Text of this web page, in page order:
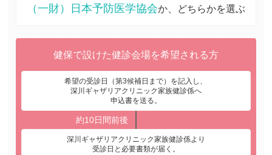
（一財）日本予防医学協会か、どちらかを選ぶ
健保で設けた健診会場を希望される方
希望の受診日（第3候補日まで）を記入し、
深川ギャザリアクリニック家族健診係へ
申込書を送る。
深川ギャザリアクリニック家族健診係より
受診日と必要書類が届く。